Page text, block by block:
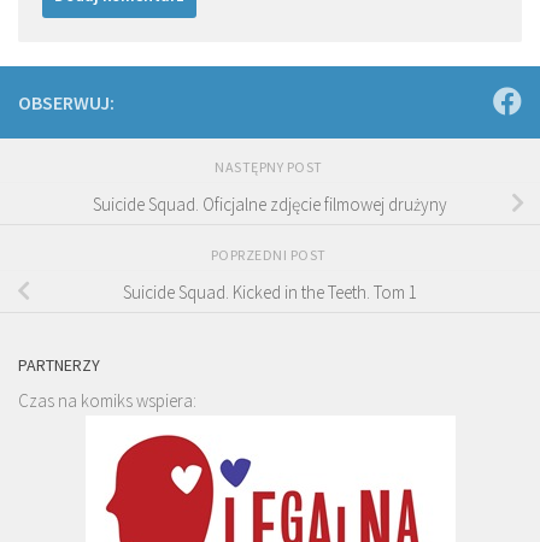
OBSERWUJ:
NASTĘPNY POST
Suicide Squad. Oficjalne zdjęcie filmowej drużyny
POPRZEDNI POST
Suicide Squad. Kicked in the Teeth. Tom 1
PARTNERZY
Czas na komiks wspiera: